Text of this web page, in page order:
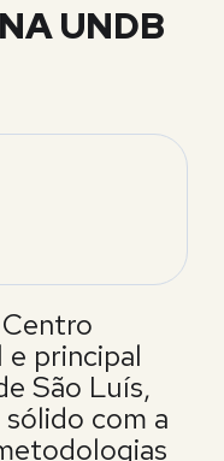
UNDB
principal
São Luís,
com a